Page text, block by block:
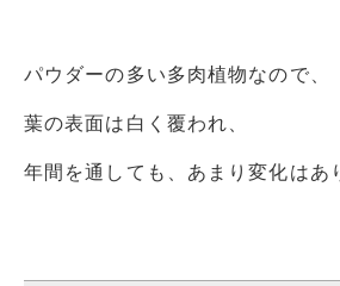
パウダーの多い多肉植物なので、
葉の表面は白く覆われ、
年間を通しても、あまり変化はあ